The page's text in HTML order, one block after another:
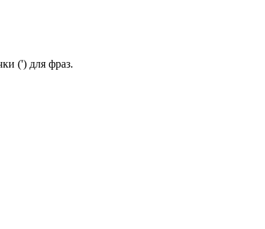
(') для фраз.